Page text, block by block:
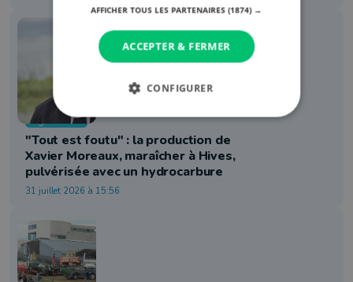
Agriculture
"Tout est foutu" : la production de
Xavier Moreaux, maraîcher à Hives,
pulvérisée avec un hydrocarbure
31 juillet 2026 à 15:56
AFFICHER TOUS LES PARTENAIRES(1874) →
ACCEPTER & FERMER
CONFIGURER